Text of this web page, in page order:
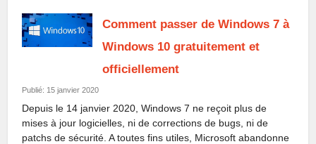
Comment passer de Windows 7 à
Windows 10 gratuitement et
officiellement
Publié: 15 janvier 2020
Depuis le 14 janvier 2020, Windows 7 ne reçoit plus de
mises à jour logicielles, ni de corrections de bugs, ni de
patchs de sécurité. A toutes fins utiles, Microsoft abandonne